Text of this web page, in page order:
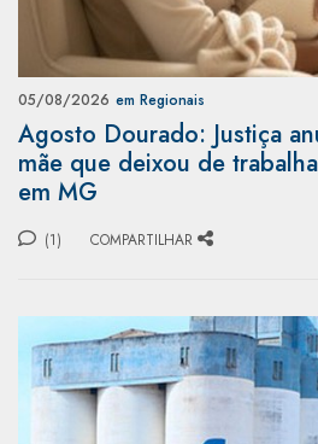
05/08/2026 em Regionais
Agosto Dourado: Justiça
mãe que deixou de
em MG
(1) COMPARTILHAR